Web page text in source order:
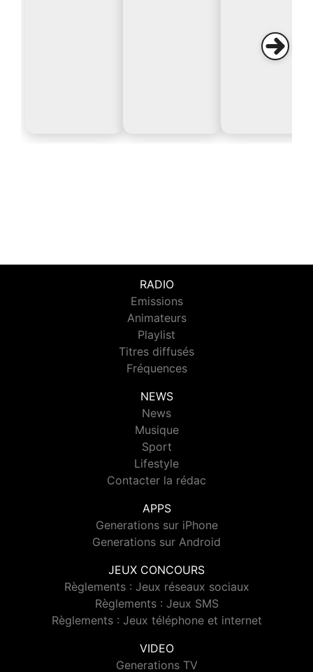
RADIO
Emissions
Animateurs
Playlist
Titres diffusés
Fréquences
NEWS
News
Musique
Sport
Lifestyle
Contacter la rédac
APPS
Generations sur iPhone
Generations sur Android
JEUX CONCOURS
Règlements : Jeux réseaux sociaux
Règlements : Jeux SMS
Règlements : Jeux téléphone et internet
VIDEO
Generations TV